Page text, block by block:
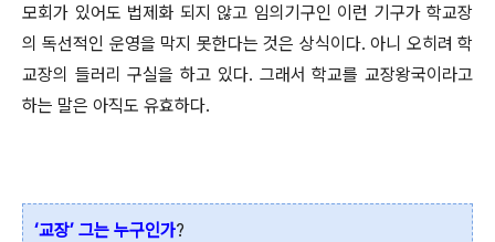
모회가 있어도 법제화 되지 않고 임의기구인 이런 기구가 학교장
의 독선적인 운영을 막지 못한다는 것은 상식이다. 아니 오히려 학
교장의 들러리 구실을 하고 있다. 그래서 학교를 교장왕국이라고
하는 말은 아직도 유효하다.
‘교장’ 그는 누구인가?